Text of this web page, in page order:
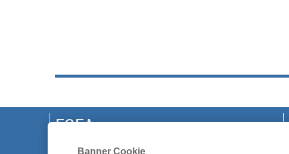
EGEA
Banner Cookie